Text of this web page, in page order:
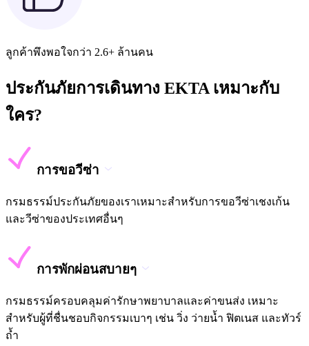
ลูกค้าพึงพอใจกว่า 2.6+ ล้านคน
ประกันภัยการเดินทาง EKTA เหมาะกับ
ใคร?
การขอวีซ่า
กรมธรรม์ประกันภัยของเราเหมาะสำหรับการขอวีซ่าเชงเก้น
และวีซ่าของประเทศอื่นๆ
การพักผ่อนสบายๆ
กรมธรรม์ครอบคลุมค่ารักษาพยาบาลและค่าขนส่ง เหมาะ
สำหรับผู้ที่ชื่นชอบกิจกรรมเบาๆ เช่น วิ่ง ว่ายน้ำ ฟิตเนส และทัวร์
ถ้ำ